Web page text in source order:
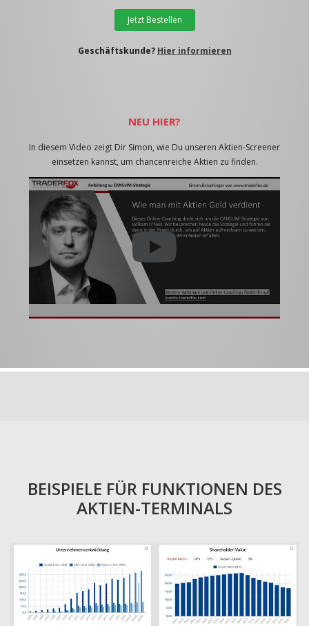
Jetzt Bestellen
Geschäftskunde? Hier informieren
NEU HIER?
In diesem Video zeigt Dir Simon, wie Du unseren Aktien-Screener
einsetzen kannst, um chancenreiche Aktien zu finden.
BEISPIELE FÜR FUNKTIONEN DES
AKTIEN-TERMINALS